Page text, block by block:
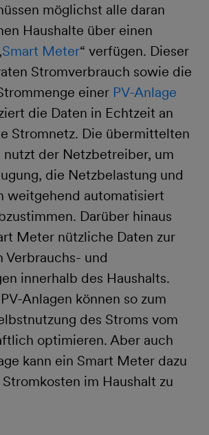
möglichst alle daran
Haushalte über einen
Smart Meter“ verfügen. Dieser
Stromverbrauch sowie die
einer PV-Anlage
die Daten in Echtzeit an
Stromnetz. Die übermittelten
nutzt der Netzbetreiber, um
die Netzbelastung und
weitgehend automatisiert
Darüber hinaus
Meter nützliche Daten zur
Verbrauchs- und
innerhalb des Haushalts.
Anlagen können so zum
des Stroms vom
optimieren. Aber auch
kann ein Smart Meter dazu
im Haushalt zu